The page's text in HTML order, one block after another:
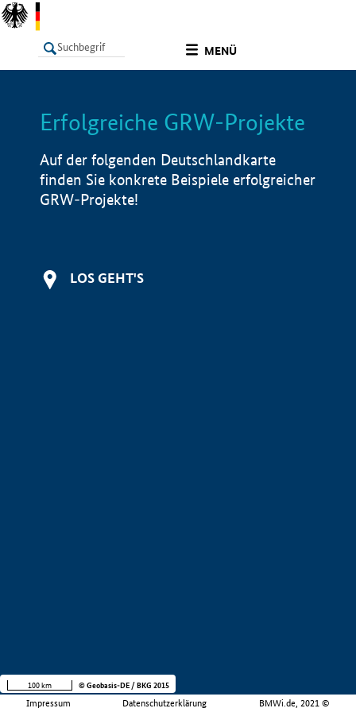
MENÜ
LISTE Info
Erfolgreiche GRW-Projekte
Auf der folgenden Deutschlandkarte
finden Sie konkrete Beispiele erfolgreicher
GRW-Projekte!
LOS GEHT'S
Impressum Datenschutzerklärung BMWi.de, 2021 ©
100 km © Geobasis-DE / BKG 2015